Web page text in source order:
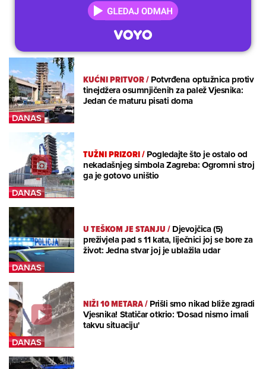
KUĆNI PRITVOR/Potvrđena optužnica protiv
tinejdžera osumnjičenih za palež Vjesnika:
Jedan će maturu pisati doma
TUŽNI PRIZORI/Pogledajte što je ostalo od
nekadašnjeg simbola Zagreba: Ogromni stroj
ga je gotovo uništio
U TEŠKOM JE STANJU/Djevojčica (5)
preživjela pad s 11 kata, liječnici joj se bore za
život: Jedna stvar joj je ublažila udar
NIŽI 10 METARA/Prišli smo nikad bliže zgradi
Vjesnika! Statičar otkrio: 'Dosad nismo imali
takvu situaciju'